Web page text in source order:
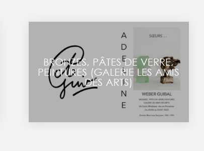
BRONZES, PÂTES DE VERRE,
PEINTURES (GALERIE LES AMIS
DES ARTS)